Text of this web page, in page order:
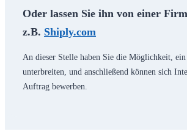
Oder lassen Sie ihn von einer
z.B. Shiply.com
An dieser Stelle haben Sie die Möglichkeit,
unterbreiten, und anschließend können sich
Auftrag bewerben.